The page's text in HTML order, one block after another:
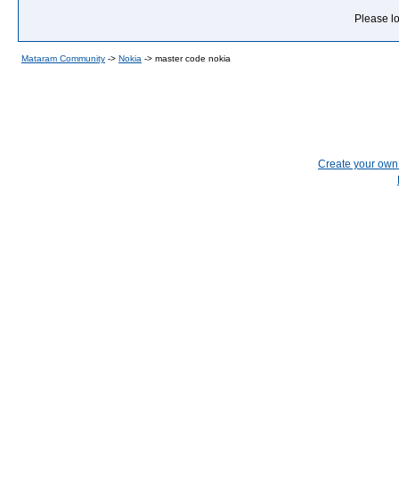
Please
Mataram Community -> Nokia -> master code nokia
Create your